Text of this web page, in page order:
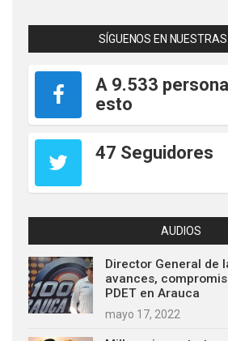
SÍGUENOS EN
A 9.533
esto
47 Seguidores
AUDIOS
Director General de
avances,
PDET en Arauca
mayo 17, 2022